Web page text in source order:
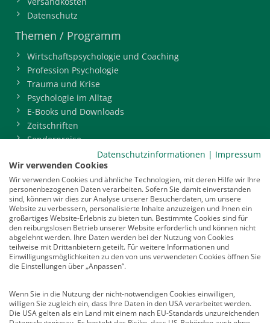
Datenschutz
Themen / Programm
Wirtschaftspsychologie und Coaching
Profession Psychologie
Trauma und Krise
Psychologie im Alltag
E-Books und Downloads
Zeitschriften
Sonderpreise
BDP-Mitgliederbereich
Service
Newsletter
Mediadaten
Infocenter
Veranstaltungen
Nachrichten
Abo kündigen
Vertrag widerrufen
Datenschutzinformationen | Impressum
Wir verwenden Cookies
Wir verwenden Cookies und ähnliche Technologien, mit deren Hilfe wir Ihre
personenbezogenen Daten verarbeiten. Sofern Sie damit einverstanden
sind, können wir dies zur Analyse unserer Besucherdaten, um unsere
Website zu verbessern, personalisierte Inhalte anzuzeigen und Ihnen ein
großartiges Website-Erlebnis zu bieten tun. Bestimmte Cookies sind für
den reibungslosen Betrieb unserer Website erforderlich und können nicht
abgelehnt werden. Ihre Daten werden bei der Nutzung von Cookies
teilweise mit Drittanbietern geteilt. Für weitere Informationen und
Einwilligungsmöglichkeiten zu den von uns verwendeten Cookies öffnen Sie
die Einstellungen über „Anpassen“.
Wenn Sie in die Nutzung der nicht-notwendigen Cookies einwilligen,
willigen Sie zugleich ein, dass Ihre Daten in den USA verarbeitet werden.
Die USA gelten als ein Land mit einem nach EU-Standards unzureichenden